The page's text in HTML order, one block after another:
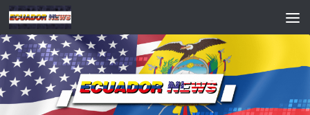
Saltar al contenido